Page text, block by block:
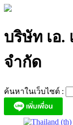
Skip
บริษัท เอ
จำกัด
ค้นหาในเว็บไซต์ :